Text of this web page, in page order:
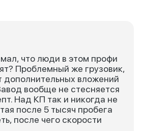
что люди в этом профи
Проблемный же грузовик,
дополнительных вложений
вообще не стесняется
Над КП так и никогда не
после 5 тысяч пробега
после чего скорости